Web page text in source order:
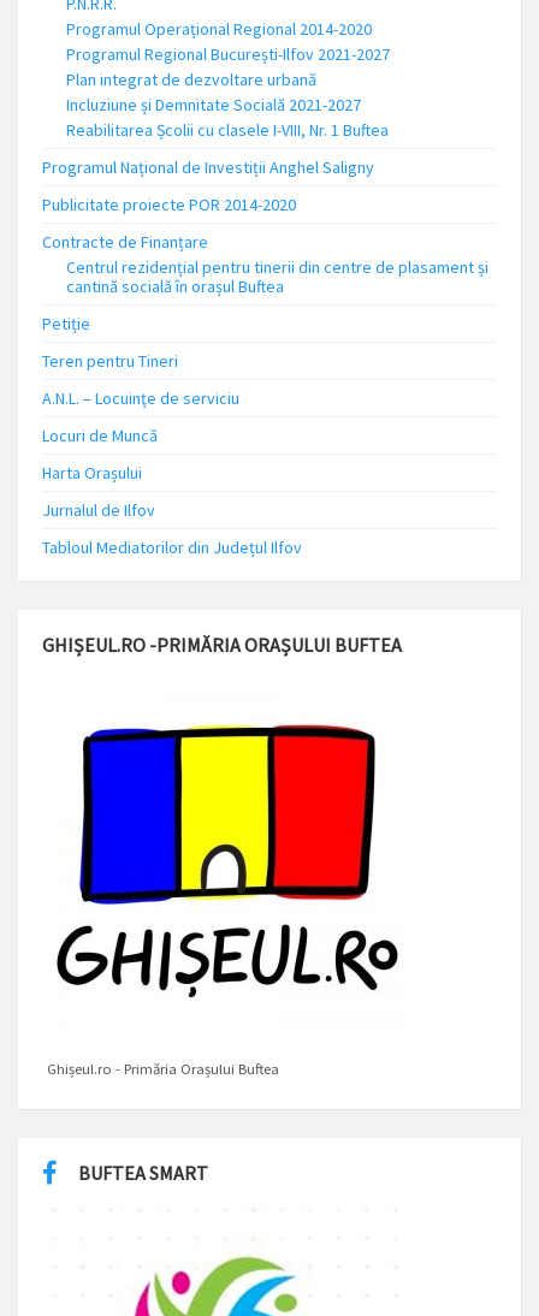
Programul Operațional Regional 2014-2020
Programul Regional București-Ilfov 2021-2027
Plan integrat de dezvoltare urbană
Incluziune și Demnitate Socială 2021-2027
Reabilitarea Școlii cu clasele I-VIII, Nr. 1 Buftea
Programul Național de Investiții Anghel Saligny
Publicitate proiecte POR 2014-2020
Contracte de Finanțare
Centrul rezidențial pentru tinerii din centre de plasament și
cantină socială în orașul Buftea
Petiție
Teren pentru Tineri
A.N.L. – Locuinţe de serviciu
Locuri de Muncă
Harta Orașului
Jurnalul de Ilfov
Tabloul Mediatorilor din Județul Ilfov
GHIȘEUL.RO -PRIMĂRIA ORAȘULUI BUFTEA
Ghișeul.ro - Primăria Orașului Buftea
BUFTEA SMART